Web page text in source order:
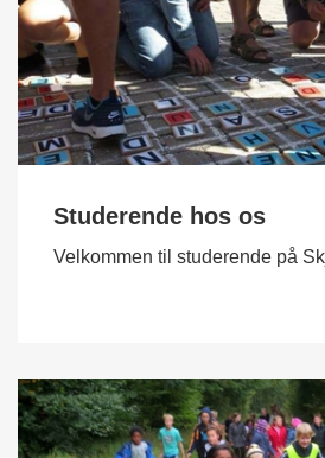
Studerende hos os
Velkommen til studerende på